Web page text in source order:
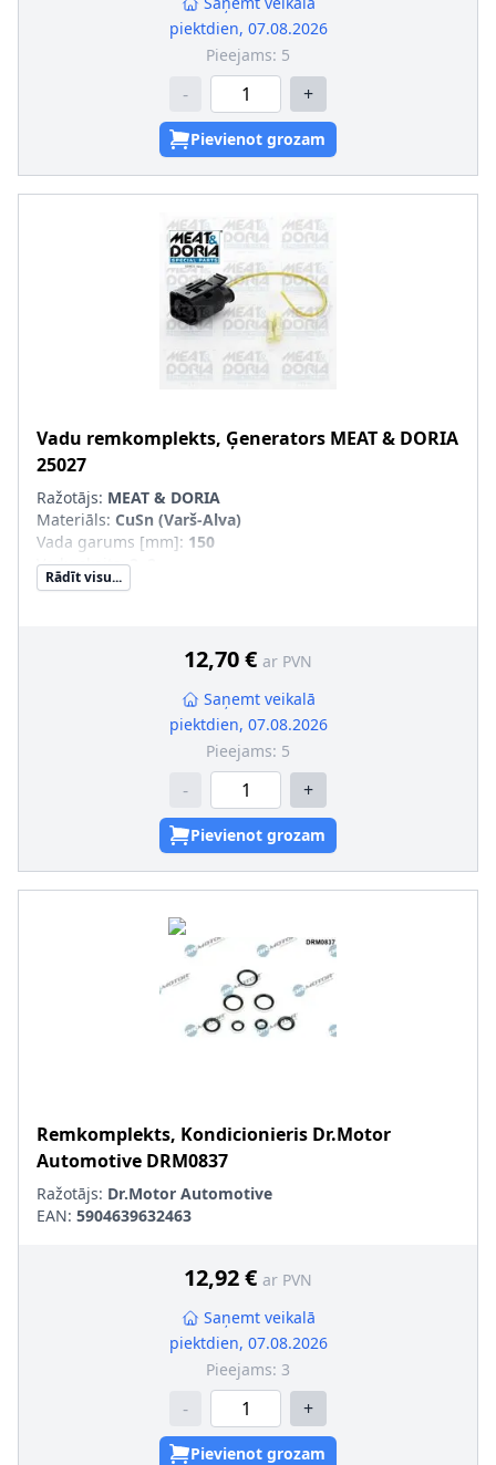
piektdien, 07.08.2026
Pieejams: 5
- +
Pievienot grozam
Vadu remkomplekts, Ģenerators MEAT & DORIA
25027
Ražotājs: MEAT & DORIA
Materiāls: CuSn (Varš-Alva)
Vada garums [mm]: 150
Vadu skaits:2, 2
Spraudkontakta veids
Vada šķērsgriezums [mm²]: 0,5
Vadu izolācijas materiāls: Silikons
Rādīt visu...
12,70 € ar PVN
Saņemt veikalā
piektdien, 07.08.2026
Pieejams: 5
- +
Pievienot grozam
Remkomplekts, Kondicionieris Dr.Motor
Automotive DRM0837
Ražotājs: Dr.Motor Automotive
EAN: 5904639632463
12,92 € ar PVN
Saņemt veikalā
piektdien, 07.08.2026
Pieejams: 3
- +
Pievienot grozam